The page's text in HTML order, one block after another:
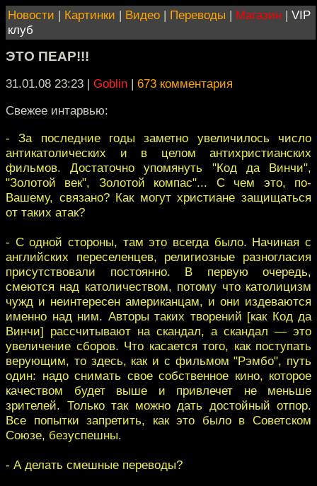
Новости | Картинки | Видео | Переводы | Магазин | VIP
клуб
ЭТО ПЕАР!!!
31.01.08 23:23 | Goblin | 673 комментария
Свежее интарвью:
- За последние годы заметно увеличилось число
антикатолических и в целом антихристианских
фильмов. Достаточно упомянуть "Код да Винчи",
"Золотой век", Золотой компас"... С чем это, по-
Вашему, связано? Как могут христиане защищаться
от таких атак?
- С одной стороны, там это всегда было. Начиная с
английских переселенцев, религиозные разногласия
присутствовали постоянно. В первую очередь,
смеются над католичеством, потому что католицизм
чужд и неинтересен американцам, и они издеваются
именно над ним. Авторы таких творений [как Код да
Винчи] рассчитывают на скандал, а скандал — это
увеличение сборов. Что касается того, как поступать
верующим, то здесь, как и с фильмом "Рэмбо", путь
один: надо снимать свое собственное кино, которое
качеством будет выше и привлечет не меньше
зрителей. Только так можно дать достойный отпор.
Все попытки запретить, как это было в Советском
Союзе, безуспешны.
- А делать смешные переводы?